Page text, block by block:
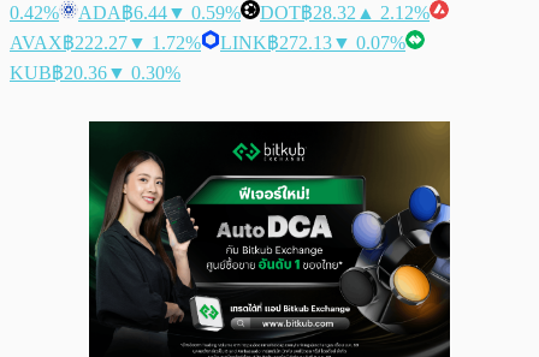
0.42%
ADA฿6.44▼ 0.59% DOT฿28.32 ▲ 2.12%
AVAX฿222.27▼ 1.72% LINK฿272.13▼ 0.07%
KUB฿20.36▼ 0.30%